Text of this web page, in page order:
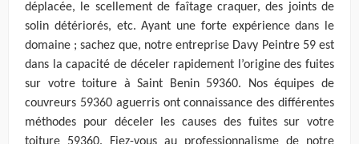
déplacée, le scellement de faîtage craquer, des joints de
solin détériorés, etc. Ayant une forte expérience dans le
domaine ; sachez que, notre entreprise Davy Peintre 59 est
dans la capacité de déceler rapidement l’origine des fuites
sur votre toiture à Saint Benin 59360. Nos équipes de
couvreurs 59360 aguerris ont connaissance des différentes
méthodes pour déceler les causes des fuites sur votre